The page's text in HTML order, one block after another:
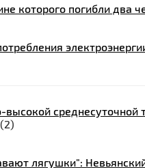
которого погибли два
среднесуточной
(2)
лягушки":